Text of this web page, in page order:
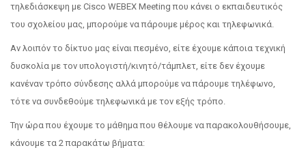
τηλεδιάσκεψη με Cisco WEBEX Meeting που κάνει ο εκπαιδευτικός
του σχολείου μας, μπορούμε να πάρουμε μέρος και τηλεφωνικά.
Αν λοιπόν το δίκτυο μας είναι πεσμένο, είτε έχουμε κάποια τεχνική
δυσκολία με τον υπολογιστή/κινητό/τάμπλετ, είτε δεν έχουμε
κανέναν τρόπο σύνδεσης αλλά μπορούμε να πάρουμε τηλέφωνο,
τότε να συνδεθούμε τηλεφωνικά με τον εξής τρόπο.
Την ώρα που έχουμε το μάθημα που θέλουμε να παρακολουθήσουμε,
κάνουμε τα 2 παρακάτω βήματα: